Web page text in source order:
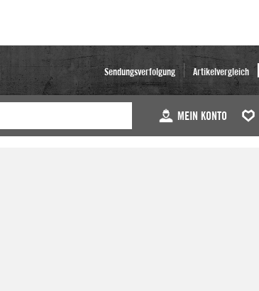
Sendungsverfolgung Artikelvergleich
MEIN KONTO